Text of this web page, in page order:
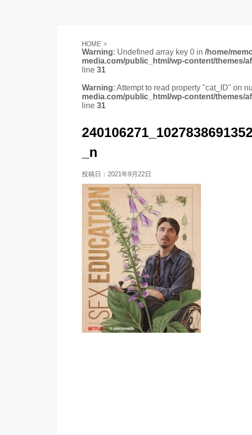
HOME >
Warning: Undefined array key 0 in /home/
media.com/public_html/wp-content/themes/
line 31
Warning: Attempt to read property "cat_ID" on
media.com/public_html/wp-content/themes/
line 31
_n
投稿日： 2021年9月22日